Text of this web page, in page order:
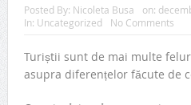
Posted By: Nicoleta Busa on:
In: Uncategorized No Comments
Turiștii sunt de mai multe
asupra diferențelor făcute de